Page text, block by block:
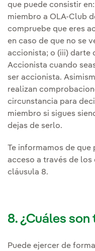
que puede consistir
miembro a OLA-Club
compruebe que eres
en caso de que no se
accionista; o (iii) darte
Accionista cuando
ser accionista.
realizan
circunstancia para
miembro si sigues
dejas de serlo.
Te informamos de
acceso a través de los
cláusula 8.
8. ¿Cuáles
Puede ejercer de